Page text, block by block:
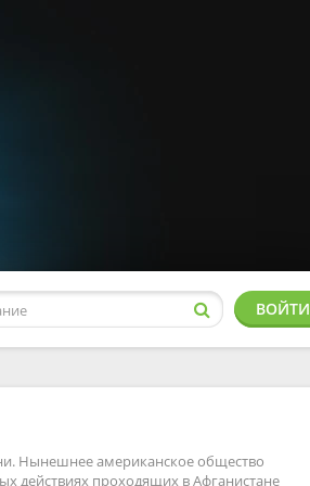
ВОЙТИ
Нынешнее американское общество
действиях проходящих в Афганистане